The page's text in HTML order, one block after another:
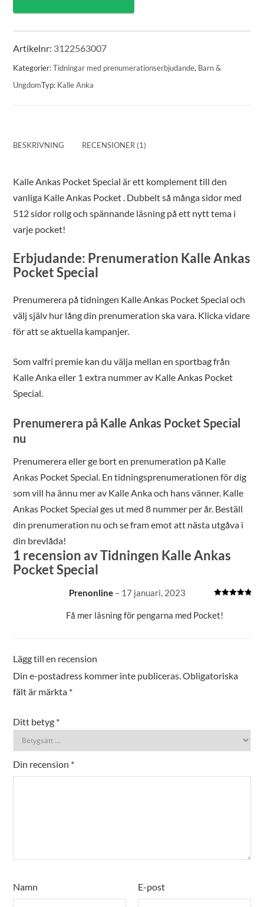
Artikelnr: 3122563007
Kategorier:Tidningar med prenumerationserbjudande, Barn &
UngdomTyp: Kalle Anka
BESKRIVNING RECENSIONER (1)
Kalle Ankas Pocket Special är ett komplement till den
vanliga Kalle Ankas Pocket . Dubbelt så många sidor med
512 sidor rolig och spännande läsning på ett nytt tema i
varje pocket!
Erbjudande: Prenumeration Kalle Ankas
Pocket Special
Prenumerera på tidningen Kalle Ankas Pocket Special och
välj själv hur lång din prenumeration ska vara. Klicka vidare
för att se aktuella kampanjer.
Som valfri premie kan du välja mellan en sportbag från
Kalle Anka eller 1 extra nummer av Kalle Ankas Pocket
Special.
Prenumerera på Kalle Ankas Pocket Special
nu
Prenumerera eller ge bort en prenumeration på Kalle
Ankas Pocket Special. En tidningsprenumerationen för dig
som vill ha ännu mer av Kalle Anka och hans vänner. Kalle
Ankas Pocket Special ges ut med 8 nummer per år. Beställ
din prenumeration nu och se fram emot att nästa utgåva i
din brevlåda!
1 recension avTidningen Kalle Ankas
Pocket Special
Prenonline – 17 januari, 2023
Få mer läsning för pengarna med Pocket!
Lägg till en recension
Din e-postadress kommer inte publiceras.Obligatoriska
fält är märkta *
Ditt betyg *
Din recension *
Namn E-post